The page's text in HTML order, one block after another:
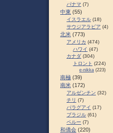
パナマ (7)
中東 (55)
イスラエル (18)
サウジアラビア (4)
北米 (773)
アメリカ (474)
ハワイ (47)
カナダ (304)
トロント (224)
e-nikka (223)
南極 (39)
南米 (172)
アルゼンチン (32)
チリ (7)
パラグアイ (17)
ブラジル (61)
ペルー (7)
和僑会 (220)